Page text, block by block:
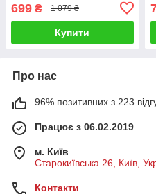
699 ₴ 1 079 ₴
Купити
Про нас
96% позитивних з 223
Працює з 06.02.2019
м. Київ
Старокиївська 26, Київ,
Контакти